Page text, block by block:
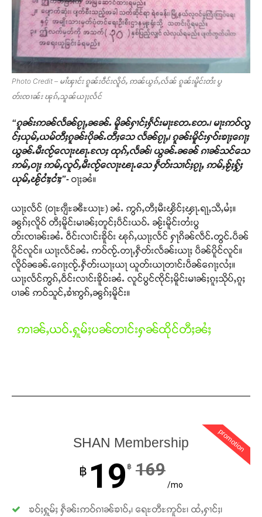
တႃႇႁႂ်ႈသဵင်ၵၢင်ၸႂ်ၵူၼ်းမိူင်း ၵူႈတီႈၵူႈလႅၼ်ပေႃးတေၸွ
တ်ႇ တူဝ်ႈလုမ်ႈၾႃႉၼၼ်ႉ ၶဝ်ႈႁူမ်ႈၵမ်ႉထႅမ် ၸုမ်းၶၢ
ဝ်ႇၽူႈတွႆႇႁွၵ်ႈ လႆႈယူႇၶႃႈဢေႃႈ။
Donate Now
Photo Credit – မၢႆၾၢင်း ၵူၼ်းဝဵင်းလိူဝ်ႇ ဢၼ်ယွၵ်ႇလႅၼ် ၵူၼ်းမိူင်းတႆး ပွ
တ်းၸၢၼ်း ၽုၵ်ႇသူၼ်ယႃႈလႅင်
“ၵူၼ်းဢၼ်လႅၼ်ၵႂႃႇၼၼ်ႉ မိူၼ်ႁၢင်ႈႁႅင်းမႃးတႄႉတႄႉ၊ မႃးဢဝ်လွ
င်ႈယုမ်ႇယမ်တီႈၵူၼ်းပိုၼ်ႉတီႈသေ လႅၼ်ၵႂႃႇ၊ ၵူၼ်းမိူင်းႁဝ်းၶႃႈၵေႃႈ
ယွၼ်ႉမီးၸႂ်လေႃးၽႃႉလႄႈ ထုၵ်ႇလႅၼ်၊ ယွၼ်ႉၼၼ် ၵၢၼ်သင်သေ
ဢမ်ႇဝႃႈ ဢမ်ႇလူဝ်ႇမီးၸႂ်လေႃးၽႃႉသေ ႁဵတ်းသၢင်ႈၵႂႃႇ ဢမ်ႇၶႂ်ႈႁႂ်ႈ
ယုမ်ႇၽႂ်ငၢႆႈငၢႆႈ”- ဝႃႈၼႆ။
ယႃႈလႅင် (ဝႃႊၵျီႊၼီႊယႃႊ) ၼႆႉ ဢွၵ်ႇတီႈမီးၾိင်ႈၾႃႉရႃႇသီႇမႆႈ။
ၼွၵ်ႈလိူဝ် တီႈမိူင်းမၢၼ်ႈတူင်ႈပဵင်းယဝ်ႉ ၼႂ်းမိူင်းတႆးပွ
တ်းၸၢၼ်းၼႆႉ ဝဵင်းလၢင်းၶိူဝ်း ၽုၵ်ႇယႃႈလႅင် ႁႃၵိၼ်လဵင်ႉတွင်ႉပဵၼ်
ပိူင်လူင်။ ယႃႈလႅင်ၼႆႉ ဢဝ်ၸႂ်ႉတႃႇႁဵတ်းလႅၼ်းယႃႈ ပဵၼ်ပိူင်လူင်။
လိူဝ်ၼၼ်ႉၵေႃႈၸႂ်ႉႁဵတ်းယႃႈယႃ ယူတ်းယႃတၢင်းပဵၼ်ၵေႃႈလႆႈ။
ယႃႈလႅင်ဢွၵ်ႇဝဵင်းလၢင်းၶိူဝ်းၼႆႉ လူင်ပွင်ၸိုင်ႈမိူင်းမၢၼ်ႈၵူႈသိုပ်ႇၵူႈ
ပၢၼ် ဢဝ်သူင်ႇၶၢႆဢွၵ်ႇၼွၵ်ႈမိူင်း။
ဢၢၼ်ႇယဝ်ႉႁူမ်ႈပၼ်တၢင်းႁၼ်ထိုင်တီႈၼႆႈ
promotion
SHAN Membership
฿ 19 ฿ 169
/mo
ၶဝ်ႈႁူမ်ႈ ႁဵၼ်းဢဝ်ၵၢၼ်ၶၢဝ်ႇ၊ ရေႊတီႊဢူဝ်ႊ၊ ထႆႇႁၢင်ႈ၊